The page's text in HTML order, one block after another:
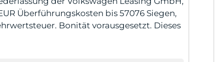
Überführungskosten bis 57076 Siegen,
Bonität vorausgesetzt. Dieses